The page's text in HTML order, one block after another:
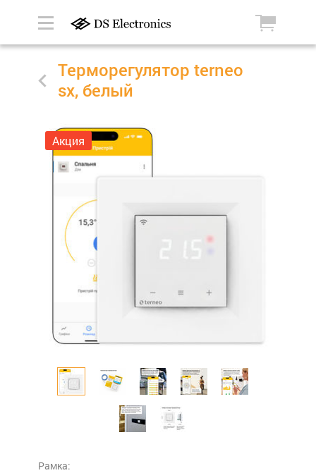
Терморегулятор terneo
sx, белый
Акция
Рамка: